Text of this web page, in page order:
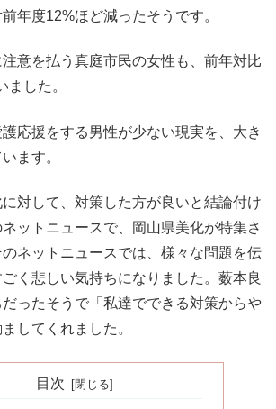
年度12%ほど減ったそうです。
意を払う真庭市民の女性も、前年対比
ました。
応援をする男性が少ない現実を、大き
ます。
対して、対策した方が良いと結論付け
ットニュースで、岡山県美化が特集さ
ネットニュースでは、様々な問題を伝
く悲しい気持ちになりました。薮本良
ったそうで「私達でできる対策からや
してくれました。
目次